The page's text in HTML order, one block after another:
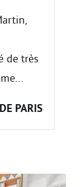
de très
PARIS